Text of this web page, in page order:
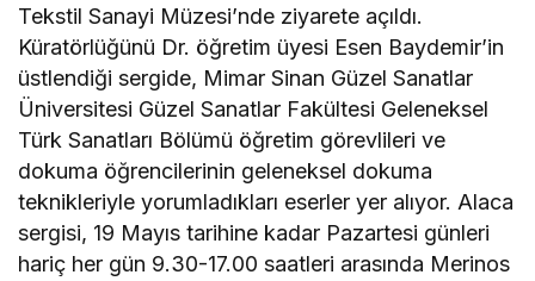
Tekstil Sanayi Müzesi’nde ziyarete açıldı.
Küratörlüğünü Dr. öğretim üyesi Esen Baydemir’in
üstlendiği sergide, Mimar Sinan Güzel Sanatlar
Üniversitesi Güzel Sanatlar Fakültesi Geleneksel
Türk Sanatları Bölümü öğretim görevlileri ve
dokuma öğrencilerinin geleneksel dokuma
teknikleriyle yorumladıkları eserler yer alıyor. Alaca
sergisi, 19 Mayıs tarihine kadar Pazartesi günleri
hariç her gün 9.30-17.00 saatleri arasında Merinos